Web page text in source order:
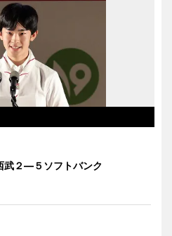
武２―５ソフトバンク